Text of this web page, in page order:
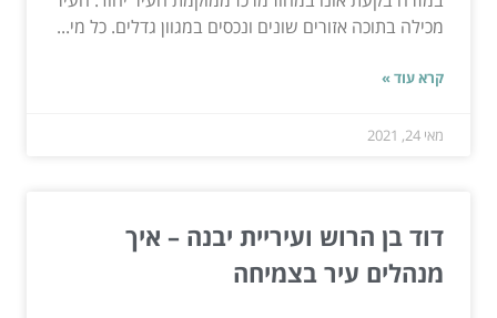
מכילה בתוכה אזורים שונים ונכסים במגוון גדלים. כל מי...
קרא עוד »
מאי 24, 2021
דוד בן הרוש ועיריית יבנה – איך
מנהלים עיר בצמיחה